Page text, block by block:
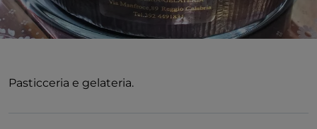
Pasticceria e gelateria.